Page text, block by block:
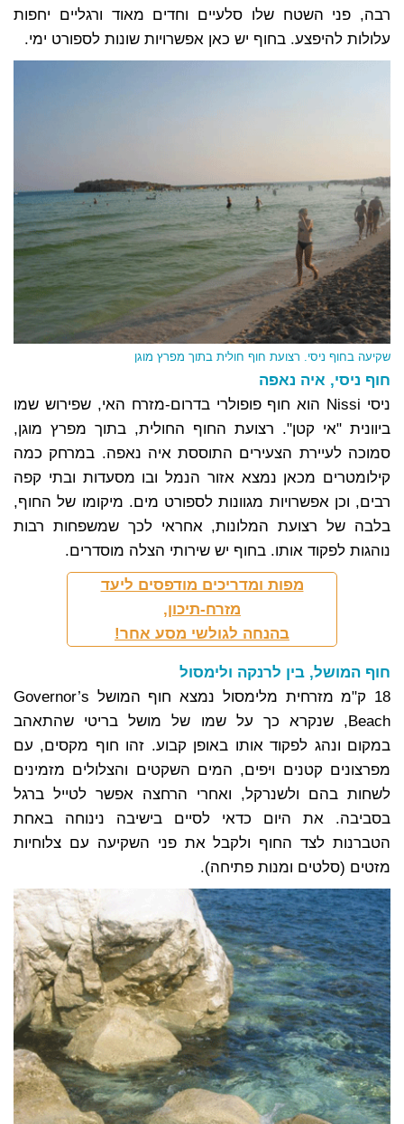
רבה, פני השטח שלו סלעיים וחדים מאוד ורגליים יחפות
עלולות להיפצע. בחוף יש כאן אפשרויות שונות לספורט ימי.
שקיעה בחוף ניסי. רצועת חוף חולית בתוך מפרץ מוגן
חוף ניסי, איה נאפה
ניסי Nissi הוא חוף פופולרי בדרום-מזרח האי, שפירוש שמו
ביוונית "אי קטן". רצועת החוף החולית, בתוך מפרץ מוגן,
סמוכה לעיירת הצעירים התוססת איה נאפה. במרחק כמה
קילומטרים מכאן נמצא אזור הנמל ובו מסעדות ובתי קפה
רבים, וכן אפשרויות מגוונות לספורט מים. מיקומו של החוף,
בלבה של רצועת המלונות, אחראי לכך שמשפחות רבות
נוהגות לפקוד אותו. בחוף יש שירותי הצלה מוסדרים.
מפות ומדריכים מודפסים ליעד
מזרח-תיכון,
בהנחה לגולשי מסע אחר!
חוף המושל, בין לרנקה ולימסול
18 ק"מ מזרחית מלימסול נמצא חוף המושל Governor’s
Beach, שנקרא כך על שמו של מושל בריטי שהתאהב
במקום ונהג לפקוד אותו באופן קבוע. זהו חוף מקסים, עם
מפרצונים קטנים ויפים, המים השקטים והצלולים מזמינים
לשחות בהם ולשנרקל, ואחרי הרחצה אפשר לטייל ברגל
בסביבה. את היום כדאי לסיים בישיבה נינוחה באחת
הטברנות לצד החוף ולקבל את פני השקיעה עם צלוחיות
מזטים (סלטים ומנות פתיחה).